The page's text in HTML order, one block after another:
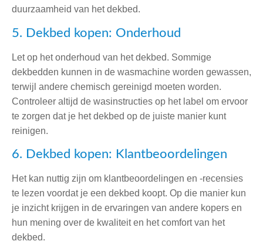
duurzaamheid van het dekbed.
5. Dekbed kopen: Onderhoud
Let op het onderhoud van het dekbed. Sommige
dekbedden kunnen in de wasmachine worden gewassen,
terwijl andere chemisch gereinigd moeten worden.
Controleer altijd de wasinstructies op het label om ervoor
te zorgen dat je het dekbed op de juiste manier kunt
reinigen.
6. Dekbed kopen: Klantbeoordelingen
Het kan nuttig zijn om klantbeoordelingen en -recensies
te lezen voordat je een dekbed koopt. Op die manier kun
je inzicht krijgen in de ervaringen van andere kopers en
hun mening over de kwaliteit en het comfort van het
dekbed.